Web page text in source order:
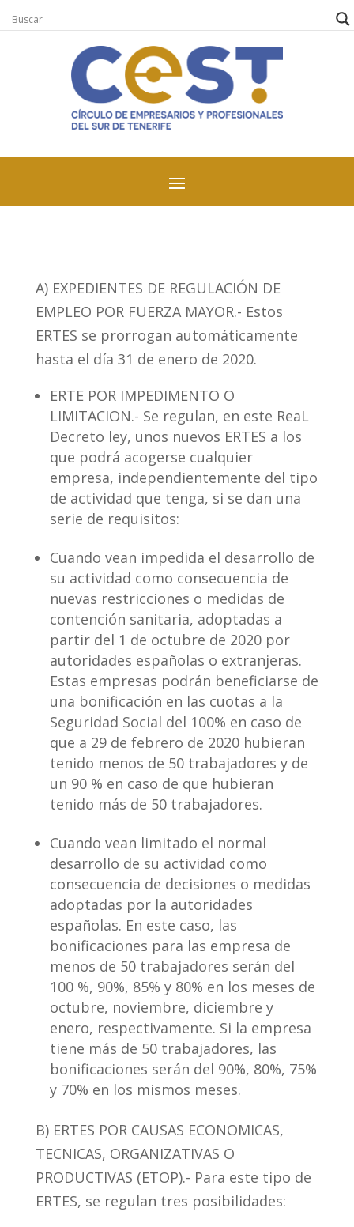
A) EXPEDIENTES DE REGULACIÓN DE
EMPLEO POR FUERZA MAYOR.- Estos
ERTES se prorrogan automáticamente
hasta el día 31 de enero de 2020.
ERTE POR IMPEDIMENTO O
LIMITACION.- Se regulan, en este ReaL
Decreto ley, unos nuevos ERTES a los
que podrá acogerse cualquier
empresa, independientemente del tipo
de actividad que tenga, si se dan una
serie de requisitos:
Cuando vean impedida el desarrollo de
su actividad como consecuencia de
nuevas restricciones o medidas de
contención sanitaria, adoptadas a
partir del 1 de octubre de 2020 por
autoridades españolas o extranjeras.
Estas empresas podrán beneficiarse de
una bonificación en las cuotas a la
Seguridad Social del 100% en caso de
que a 29 de febrero de 2020 hubieran
tenido menos de 50 trabajadores y de
un 90 % en caso de que hubieran
tenido más de 50 trabajadores.
Cuando vean limitado el normal
desarrollo de su actividad como
consecuencia de decisiones o medidas
adoptadas por la autoridades
españolas. En este caso, las
bonificaciones para las empresa de
menos de 50 trabajadores serán del
100 %, 90%, 85% y 80% en los meses de
octubre, noviembre, diciembre y
enero, respectivamente. Si la empresa
tiene más de 50 trabajadores, las
bonificaciones serán del 90%, 80%, 75%
y 70% en los mismos meses.
B) ERTES POR CAUSAS ECONOMICAS,
TECNICAS, ORGANIZATIVAS O
PRODUCTIVAS (ETOP).- Para este tipo de
ERTES, se regulan tres posibilidades: